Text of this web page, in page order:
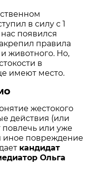
в силу с 1
появился
правила
животного. Но,
в
имеют место.
жестокого
действия (или
повлечь или уже
иное повреждение
кандидат
Ольга